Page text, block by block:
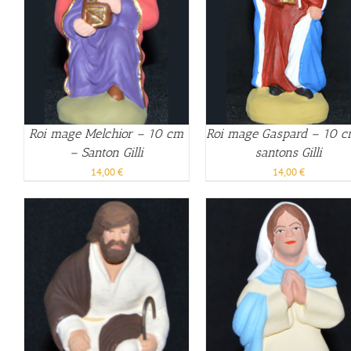
Roi mage Melchior – 10 cm
– Santon Gilli
14,00€
Roi mage Gaspard – 10
santons Gilli
14,00€